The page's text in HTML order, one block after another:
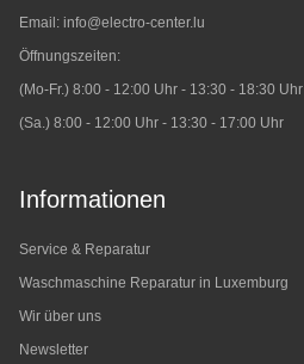
Email: info@electro-center.lu
Öffnungszeiten:
(Mo-Fr.) 8:00 - 12:00 Uhr - 13:30 - 18:30 Uhr
(Sa.) 8:00 - 12:00 Uhr - 13:30 - 17:00 Uhr
Informationen
Service & Reparatur
Waschmaschine Reparatur in Luxemburg
Wir über uns
Newsletter